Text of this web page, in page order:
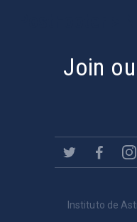
Join
Instituto de